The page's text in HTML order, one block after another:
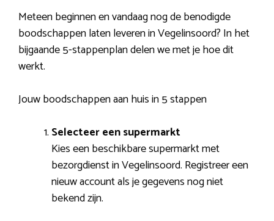
Meteen beginnen en vandaag nog de benodigde
boodschappen laten leveren in Vegelinsoord? In het
bijgaande 5-stappenplan delen we met je hoe dit
werkt.
Jouw boodschappen aan huis in 5 stappen
Selecteer een supermarkt
Kies een beschikbare supermarkt met
bezorgdienst in Vegelinsoord. Registreer een
nieuw account als je gegevens nog niet
bekend zijn.